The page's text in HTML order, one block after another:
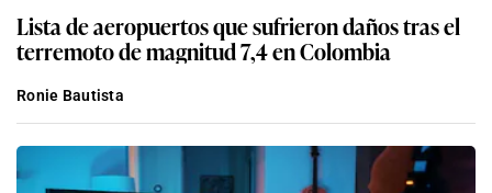
Lista de aeropuertos que sufrieron daños tras el
terremoto de magnitud 7,4 en Colombia
Ronie Bautista